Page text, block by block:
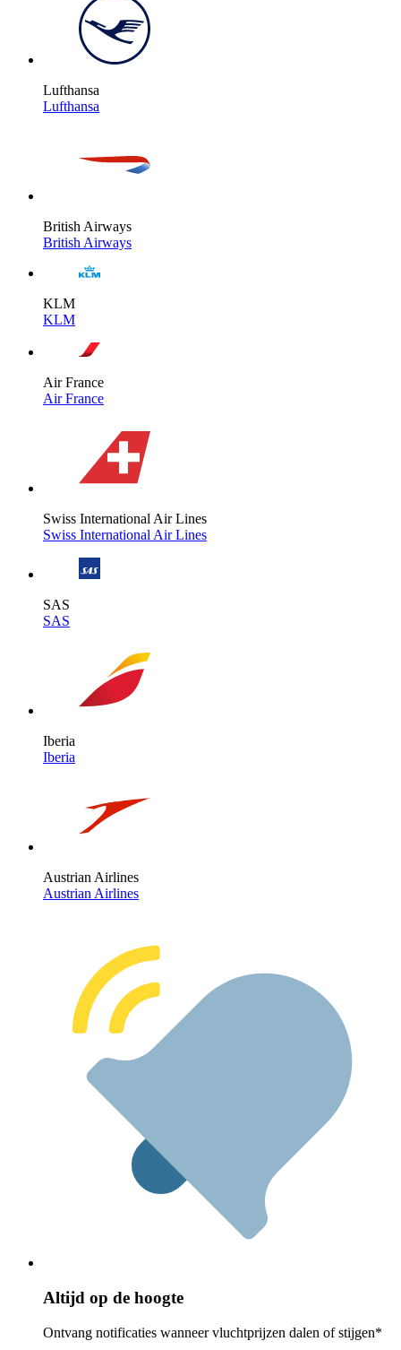
Lufthansa
Lufthansa
British Airways
British Airways
KLM
KLM
Air France
Air France
Swiss International Air Lines
Swiss International Air Lines
SAS
SAS
Iberia
Iberia
Austrian Airlines
Austrian Airlines
Altijd op de hoogte
Ontvang notificaties wanneer vluchtprijzen dalen of stijgen*